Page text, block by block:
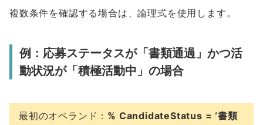
複数条件を確認する場合は、論理式を使用します。
例：応募ステータスが「書類通過」かつ活
動状況が「積極活動中」の場合
最初のオペランド： % CandidateStatus = ‘書類